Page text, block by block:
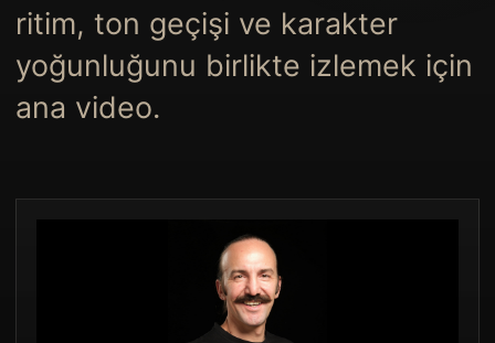
ritim, ton geçişi ve karakter
yoğunluğunu birlikte izlemek için
ana video.